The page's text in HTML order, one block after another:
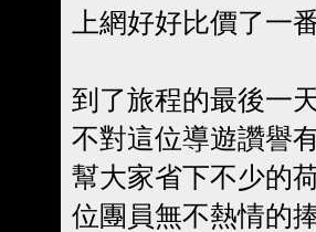
上網好好比價了一
到了旅程的最後一
不對這位導遊讚譽
幫大家省下不少的
位團員無不熱情的